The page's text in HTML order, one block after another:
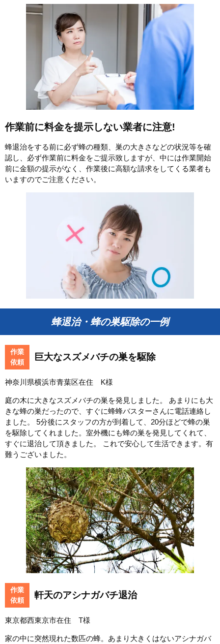
作業前に料金を提示しない業者に注意!
蜂退治をする前に必ず蜂の種類、巣の大きさなどの状況等を確
認し、必ず作業前に料金をご提示致しますが、中には作業開始
前に金額の提示がなく、作業後に高額な請求をしてくる業者も
いますのでご注意ください。
蜂退治・蜂の巣駆除の一例
作業
依頼
巨大なスズメバチの巣を駆除
神奈川県横浜市青葉区在住 K様
庭の木に大きなスズメバチの巣を発見しました。 あまりにも大
きな蜂の巣だったので、すぐに蜂蜂バスターさんに電話連絡し
ました。 5分後にスタッフの方が到着して、20分ほどで蜂の巣
を駆除してくれました。室外機にも蜂の巣を発見してくれて、
すぐに退治して頂きました。 これで安心して生活できます。有
難うございました。
作業
依頼
軒天のアシナガバチ退治
東京都西東京市在住 T様
家の中に突然現れた数匹の蜂。あまり大きくはないアシナガバ